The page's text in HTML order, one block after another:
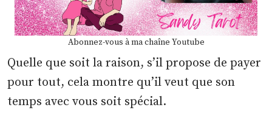
Abonnez-vous à ma chaîne Youtube
Quelle que soit la raison, s’il propose de payer
pour tout, cela montre qu’il veut que son
temps avec vous soit spécial.